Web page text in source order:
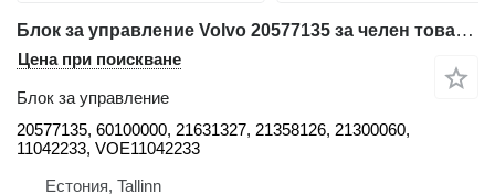
Блок за управление Volvo 20577135 за челен товарач Volvo L150, L120, L180, L220
Цена при поискване
Блок за управление
20577135, 60100000, 21631327, 21358126, 21300060,
11042233, VOE11042233
Естония, Tallinn